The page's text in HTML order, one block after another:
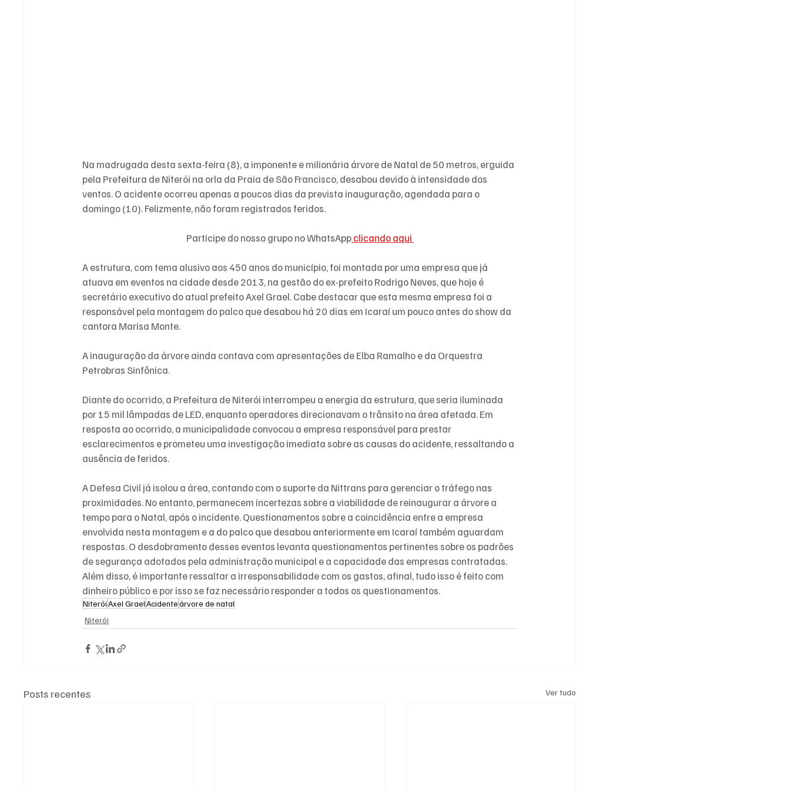
Na madrugada desta sexta-feira (8), a imponente e milionária árvore de Natal de 50 metros, erguida
pela Prefeitura de Niterói na orla da Praia de São Francisco, desabou devido à intensidade dos
ventos. O acidente ocorreu apenas a poucos dias da prevista inauguração, agendada para o
domingo (10). Felizmente, não foram registrados feridos.
Participe do nosso grupo no WhatsApp clicando aqui
A estrutura, com tema alusivo aos 450 anos do município, foi montada por uma empresa que já
atuava em eventos na cidade desde 2013, na gestão do ex-prefeito Rodrigo Neves, que hoje é
secretário executivo do atual prefeito Axel Grael. Cabe destacar que esta mesma empresa foi a
responsável pela montagem do palco que desabou há 20 dias em Icaraí um pouco antes do show da
cantora Marisa Monte.
A inauguração da árvore ainda contava com apresentações de Elba Ramalho e da Orquestra
Petrobras Sinfônica.
Diante do ocorrido, a Prefeitura de Niterói interrompeu a energia da estrutura, que seria iluminada
por 15 mil lâmpadas de LED, enquanto operadores direcionavam o trânsito na área afetada. Em
resposta ao ocorrido, a municipalidade convocou a empresa responsável para prestar
esclarecimentos e prometeu uma investigação imediata sobre as causas do acidente, ressaltando a
ausência de feridos.
A Defesa Civil já isolou a área, contando com o suporte da Nittrans para gerenciar o tráfego nas
proximidades. No entanto, permanecem incertezas sobre a viabilidade de reinaugurar a árvore a
tempo para o Natal, após o incidente. Questionamentos sobre a coincidência entre a empresa
envolvida nesta montagem e a do palco que desabou anteriormente em Icaraí também aguardam
respostas. O desdobramento desses eventos levanta questionamentos pertinentes sobre os padrões
de segurança adotados pela administração municipal e a capacidade das empresas contratadas.
Além disso, é importante ressaltar a irresponsabilidade com os gastos, afinal, tudo isso é feito com
dinheiro público e por isso se faz necessário responder a todos os questionamentos.
NiteróiAxel GraelAcidenteárvore de natal
Niterói
Posts recentes Ver tudo